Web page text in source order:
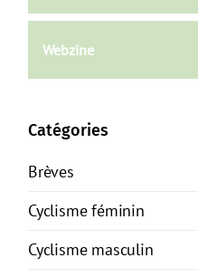
Webzine
Catégories
Brèves
Cyclisme féminin
Cyclisme masculin